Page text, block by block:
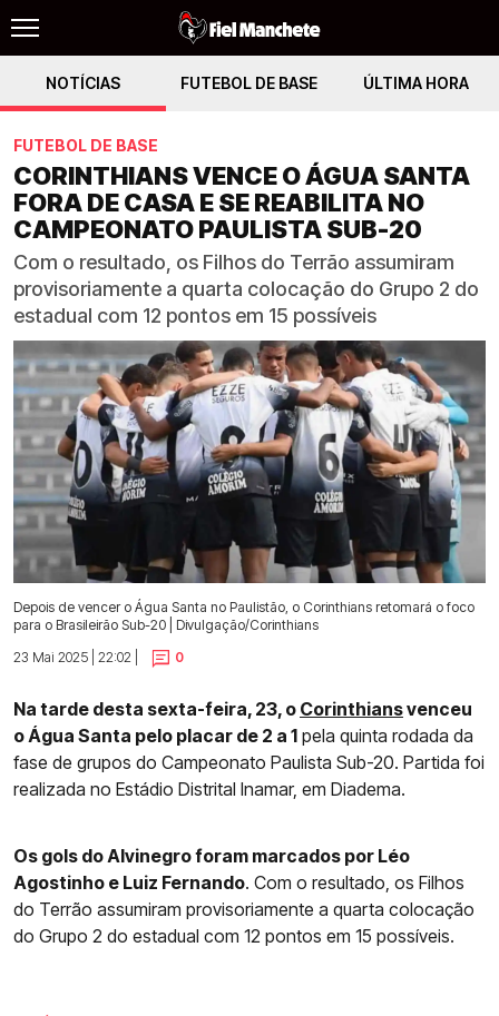
NOTÍCIAS FUTEBOL DE BASE ÚLTIMA HORA
FUTEBOL DE BASE
CORINTHIANS VENCE O ÁGUA SANTA
FORA DE CASA E SE REABILITA NO
CAMPEONATO PAULISTA SUB-20
Com o resultado, os Filhos do Terrão assumiram
provisoriamente a quarta colocação do Grupo 2 do
estadual com 12 pontos em 15 possíveis
Depois de vencer o Água Santa no Paulistão, o Corinthians retomará o foco
para o Brasileirão Sub-20 | Divulgação/Corinthians
23 Mai 2025 | 22:02 |
0
Na tarde desta sexta-feira, 23, o Corinthiansvenceu
o Água Santa pelo placar de 2 a 1 pela quinta rodada da
fase de grupos do Campeonato Paulista Sub-20. Partida foi
realizada no Estádio Distrital Inamar, em Diadema.
Os gols do Alvinegro foram marcados por Léo
Agostinho e Luiz Fernando. Com o resultado, os Filhos
do Terrão assumiram provisoriamente a quarta colocação
do Grupo 2 do estadual com 12 pontos em 15 possíveis.